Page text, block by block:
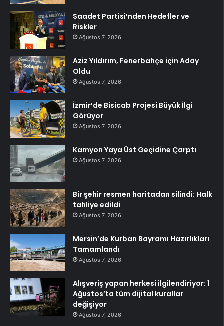
Saadet Partisi’nden Hedefler ve
Riskler
Ağustos 7, 2026
Aziz Yıldırım, Fenerbahçe için Aday
Oldu
Ağustos 7, 2026
İzmir’de Bisicab Projesi Büyük İlgi
Görüyor
Ağustos 7, 2026
Kamyon Yaya Üst Geçidine Çarptı
Ağustos 7, 2026
Bir şehir resmen haritadan silindi: Halk
tahliye edildi
Ağustos 7, 2026
Mersin’de Kurban Bayramı Hazırlıkları
Tamamlandı
Ağustos 7, 2026
Alışveriş yapan herkesi ilgilendiriyor: 1
Ağustos’ta tüm dijital kurallar
değişiyor
Ağustos 7, 2026